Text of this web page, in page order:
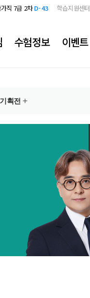
학습지원센터
직 7급 2차D-43
지방직 7급
수험정보 이벤트
기획전